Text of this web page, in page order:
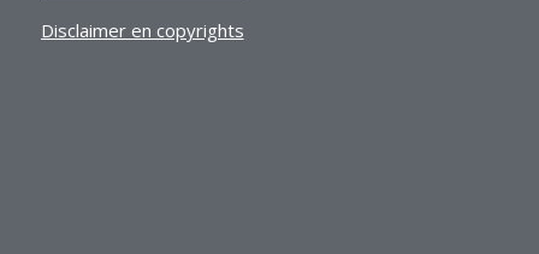
Disclaimer en copyrights